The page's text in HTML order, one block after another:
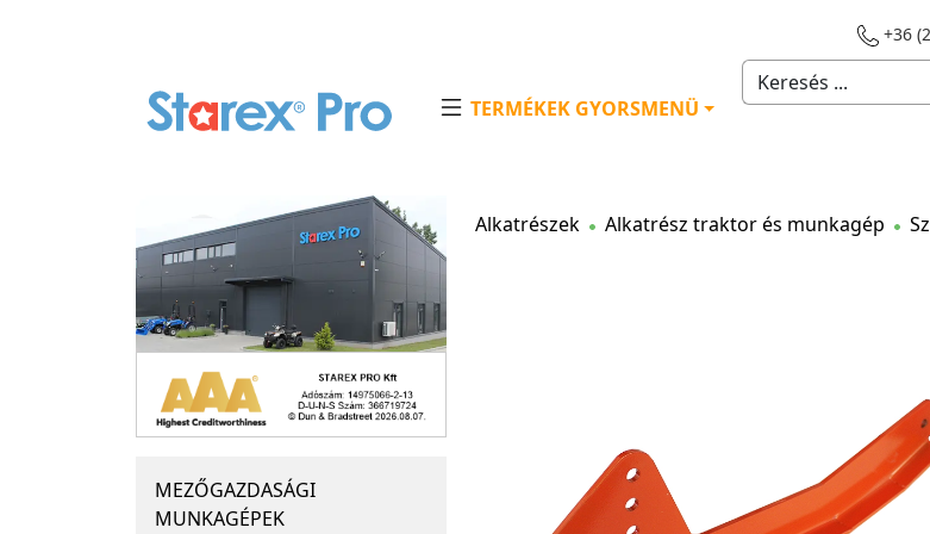
+36
TERMÉKEK GYORSMENÜ
MEZŐGAZDASÁGI
MUNKAGÉPEK
Alkatrészek Alkatrész traktor és munkagép